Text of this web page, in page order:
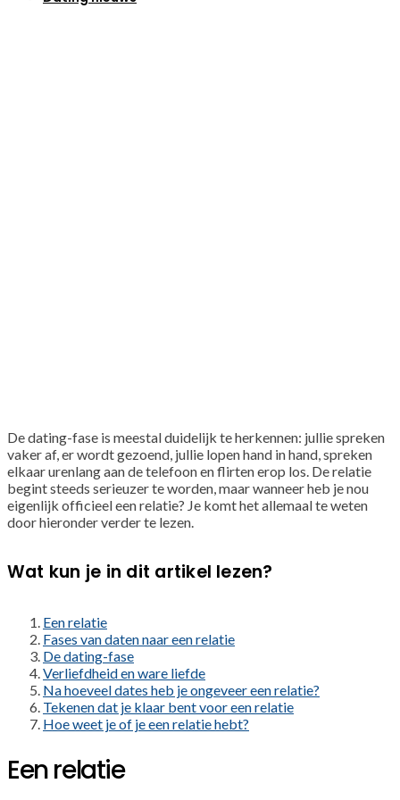
De dating-fase is meestal duidelijk te herkennen: jullie spreken
vaker af, er wordt gezoend, jullie lopen hand in hand, spreken
elkaar urenlang aan de telefoon en flirten erop los. De relatie
begint steeds serieuzer te worden, maar wanneer heb je nou
eigenlijk officieel een relatie? Je komt het allemaal te weten
door hieronder verder te lezen.
Wat kun je in dit artikel lezen?
Een relatie
Fases van daten naar een relatie
De dating-fase
Verliefdheid en ware liefde
Na hoeveel dates heb je ongeveer een relatie?
Tekenen dat je klaar bent voor een relatie
Hoe weet je of je een relatie hebt?
Een relatie